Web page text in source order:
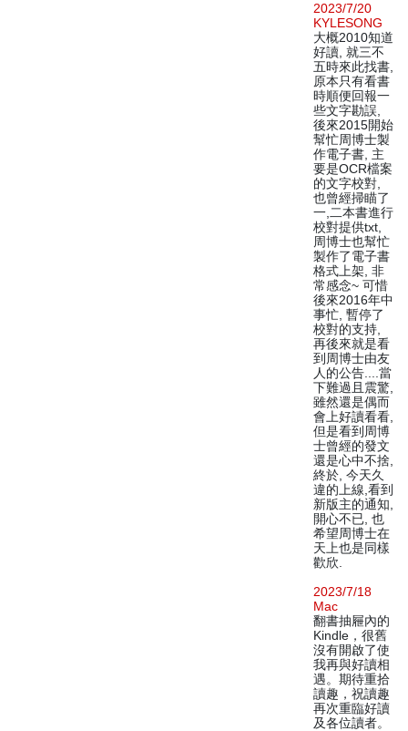
2023/7/20
KYLESONG
大概2010知道
好讀, 就三不
五時來此找書,
原本只有看書
時順便回報一
些文字勘誤,
後來2015開始
幫忙周博士製
作電子書, 主
要是OCR檔案
的文字校對,
也曾經掃瞄了
一,二本書進行
校對提供txt,
周博士也幫忙
製作了電子書
格式上架, 非
常感念~ 可惜
後來2016年中
事忙, 暫停了
校對的支持,
再後來就是看
到周博士由友
人的公告....當
下難過且震驚,
雖然還是偶而
會上好讀看看,
但是看到周博
士曾經的發文
還是心中不捨,
終於, 今天久
違的上線,看到
新版主的通知,
開心不已, 也
希望周博士在
天上也是同樣
歡欣.
2023/7/18
Mac
翻書抽屜內的
Kindle，很舊
沒有開啟了使
我再與好讀相
遇。期待重拾
讀趣，祝讀趣
再次重臨好讀
及各位讀者。